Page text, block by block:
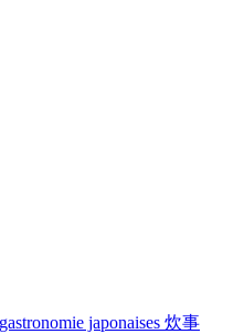
japonaises 炊事